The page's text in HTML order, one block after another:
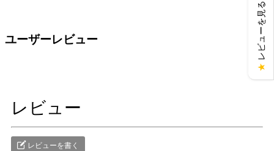
ユーザーレビュー
レビュー
レビューを書く
★
レビューを見る